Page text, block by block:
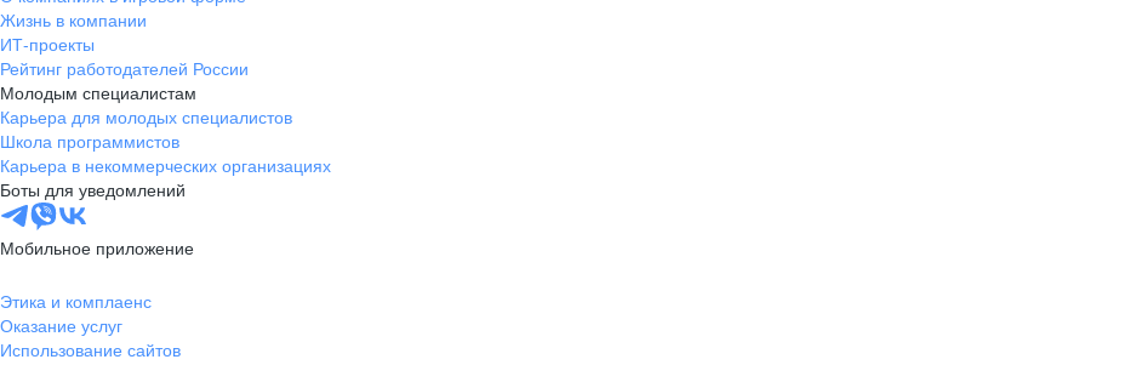
Жизнь в компании
ИТ-проекты
Рейтинг работодателей России
Молодым специалистам
Карьера для молодых специалистов
Школа программистов
Карьера в некоммерческих организациях
Боты для уведомлений
Мобильное приложение
Этика и комплаенс
Оказание услуг
Использование сайтов